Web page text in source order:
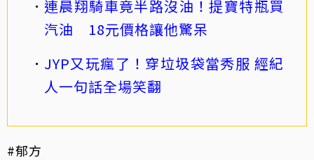
連晨翔騎車竟半路沒油！提寶特瓶買
汽油 18元價格讓他驚呆
JYP又玩瘋了！穿垃圾袋當秀服 經紀
人一句話全場笑翻
#郁方